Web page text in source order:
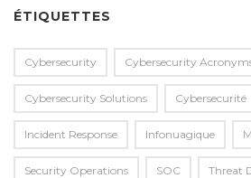
ÉTIQUETTES
Cybersecurity Cybersecurity
Cybersecurity Solutions Cybersecurité
Incident Response Infonuagique
Security Operations SOC Threat